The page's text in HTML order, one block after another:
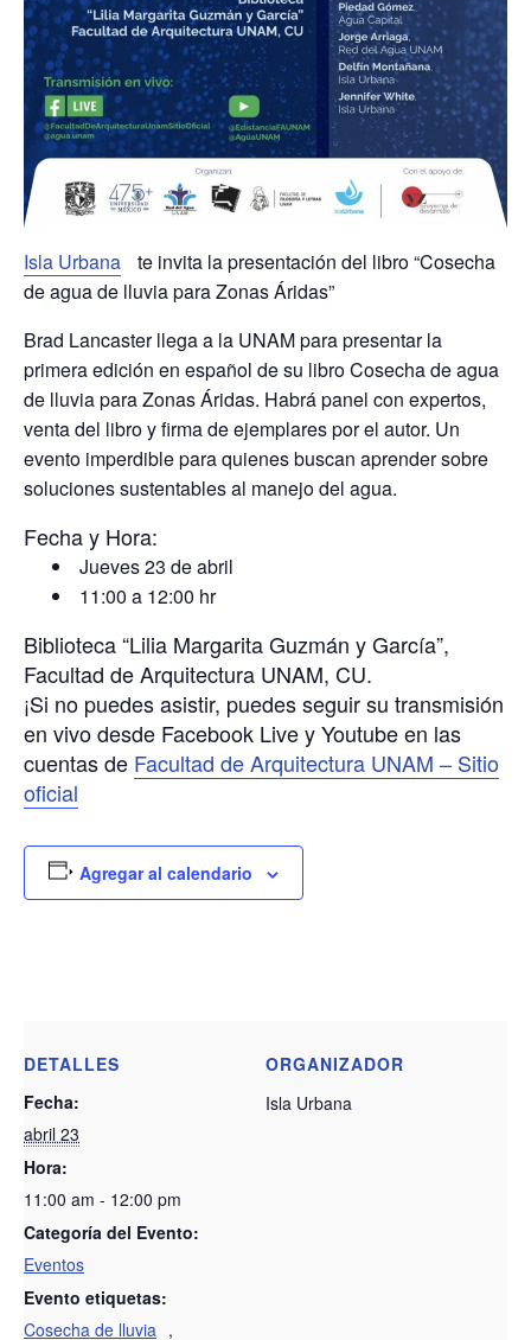
Isla Urbana
te invita la presentación del libro “Cosecha
de agua de lluvia para Zonas Áridas”
Brad Lancaster llega a la UNAM para presentar la
primera edición en español de su libro Cosecha de agua
de lluvia para Zonas Áridas. Habrá panel con expertos,
venta del libro y firma de ejemplares por el autor. Un
evento imperdible para quienes buscan aprender sobre
soluciones sustentables al manejo del agua.
Fecha y Hora:
Jueves 23 de abril
11:00 a 12:00 hr
Biblioteca “Lilia Margarita Guzmán y García”,
Facultad de Arquitectura UNAM, CU.
¡Si no puedes asistir, puedes seguir su transmisión
en vivo desde Facebook Live y Youtube en las
cuentas de Facultad de Arquitectura UNAM – Sitio
oficial
Agregar al calendario
DETALLES
Fecha:
abril 23
Hora:
11:00 am - 12:00 pm
Categoría del Evento:
Eventos
Evento etiquetas:
Cosecha de lluvia ,
ORGANIZADOR
Isla Urbana